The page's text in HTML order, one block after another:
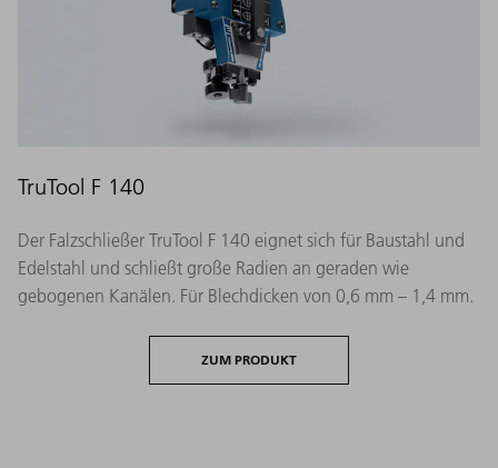
TruTool F 140
Der Falzschließer TruTool F 140 eignet sich für Baustahl und
Edelstahl und schließt große Radien an geraden wie
gebogenen Kanälen. Für Blechdicken von 0,6 mm – 1,4 mm.
ZUM PRODUKT